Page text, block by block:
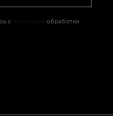
с политикой обработки